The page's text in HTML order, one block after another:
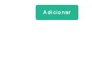
original
atual
é:
Adicionar